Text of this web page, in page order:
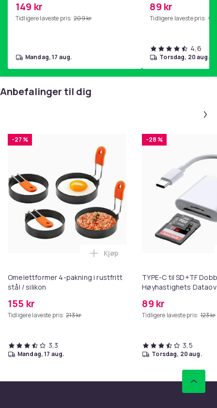
hjemmegymnastikk Purple
149 kr
Tidligere laveste pris: 209 kr
mandag, 17 aug.
89 kr
Tidligere laveste pris: 99
4,6
torsdag, 20 aug.
Anbefalinger til dig
-27 %
Omelettformer 4-pakning i rustfritt
stål / silikon
155 kr
Tidligere laveste pris: 213 kr
Legg Omelettformer 4-
Kjøp
3,3
mandag, 17 aug.
-28 %
TYPE-C til SD+TF
Høyhastighets
HarmonyOS
89 kr
Tidligere laveste pris: 123 kr
3,5
torsdag, 20 aug.